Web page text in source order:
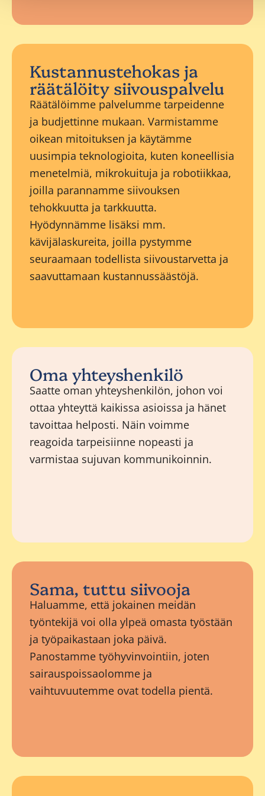
Kustannustehokas ja
räätälöity siivouspalvelu
Räätälöimme palvelumme tarpeidenne
ja budjettinne mukaan. Varmistamme
oikean mitoituksen ja käytämme
uusimpia teknologioita, kuten koneellisia
menetelmiä, mikrokuituja ja robotiikkaa,
joilla parannamme siivouksen
tehokkuutta ja tarkkuutta.
Hyödynnämme lisäksi mm.
kävijälaskureita, joilla pystymme
seuraamaan todellista siivoustarvetta ja
saavuttamaan kustannussäästöjä.
Oma yhteyshenkilö
Saatte oman yhteyshenkilön, johon voi
ottaa yhteyttä kaikissa asioissa ja hänet
tavoittaa helposti. Näin voimme
reagoida tarpeisiinne nopeasti ja
varmistaa sujuvan kommunikoinnin.
Sama, tuttu siivooja
Haluamme, että jokainen meidän
työntekijä voi olla ylpeä omasta työstään
ja työpaikastaan joka päivä.
Panostamme työhyvinvointiin, joten
sairauspoissaolomme ja
vaihtuvuutemme ovat todella pientä.